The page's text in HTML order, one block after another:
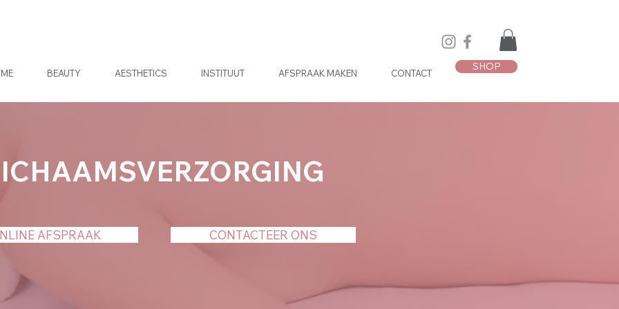
BEAUTY AESTHETICS INSTITUUT AFSPRAAK MAKEN CONTACT
SHOP
AFSPRAAK CONTACTEER ONS